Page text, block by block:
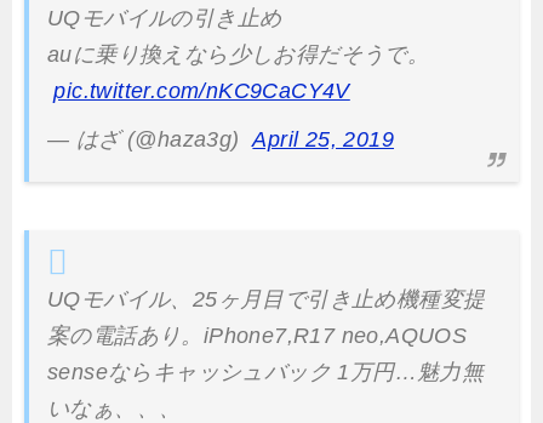
UQモバイルの引き止め
auに乗り換えなら少しお得だそうで。
pic.twitter.com/nKC9CaCY4V
— はざ (@haza3g)
April 25, 2019
UQモバイル、25ヶ月目で引き止め機種変提
案の電話あり。iPhone7,R17 neo,AQUOS
senseならキャッシュバック 1万円…魅力無
いなぁ、、、